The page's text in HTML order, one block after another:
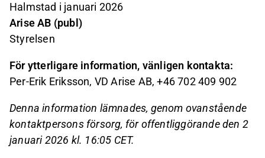
Halmstad i januari 2026
Arise AB (publ)
Styrelsen
För ytterligare information, vänligen kontakta:
Per-Erik Eriksson, VD Arise AB, +46 702 409 902
Denna information lämnades, genom ovanstående
kontaktpersons försorg, för offentliggörande den 2
januari 2026 kl. 16:05 CET.